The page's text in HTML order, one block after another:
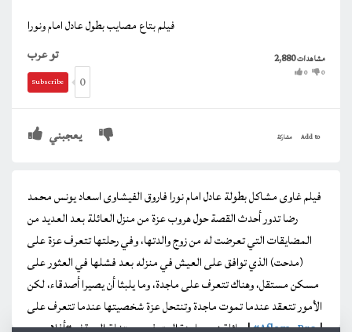
فيلم بتاع مصايب بطول عادل امام ونورا
تو عرب
Subscribe 0
2,880مشاهدات
0 0
يعجبني Add to مشاركة
فيلم غاوى مشاكل بطولة عادل امام نورا فاروق الفيشاوى اسعاد يونس محمد
رضا تدور أحدث القصة حول هروب عزة من منزل العائلة بعد العديد من
المضايقات التي تعرضت له من زوج والدتها، وفي رحلتها تتعرف عزة على
(مدحت) الذي توافق على العيش في منزله بعد فشلها في العثور على
مسكن مستقل، وهناك تتعرف على ماجدة، وما يلبثا أن يصيرا أصدقاء، لكن
الأمور تتعقد عندما تموت ماجدة وتنتحل عزة شخصيتها عندما تتعرف على